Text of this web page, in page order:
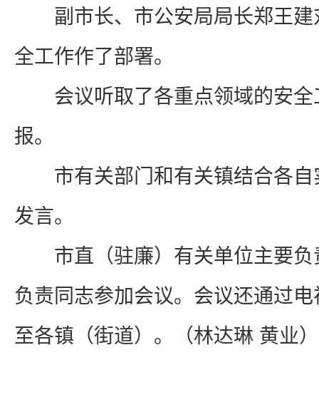
副市长、市公安局局长郑王建
全工作作了部署。
会议听取了各重点领域的安全
报。
市有关部门和有关镇结合各自
发言。
市直（驻廉）有关单位主要负
负责同志参加会议。会议还通过
至各镇（街道）。（林达琳 黄业）